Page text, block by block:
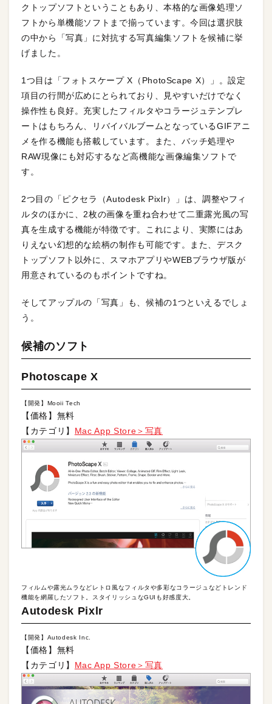
クトップソフトということもあり、本格的な画像処理ソ
フトから単機能ソフトまで揃っています。今回は選択肢
の中から「写真」に対抗する写真編集ソフトを候補に挙
げました。
1つ目は「フォトスケープ X（PhotoScape X）」。設定
項目の行間が広めにとられており、見やすいだけでなく
操作性も良好。充実したフィルタやコラージュテンプレ
ートはもちろん、リバイバルブームとなっているGIFアニ
メを作る機能も搭載しています。また、バッチ処理や
RAW現像にも対応するなど高機能な画像編集ソフトで
す。
2つ目の「ピクセラ（Autodesk Pixlr）」は、調整やフィ
ルタのほかに、2枚の画像を重ね合わせて二重露光風の写
真を生成する機能が特徴です。これにより、実際にはあ
りえない幻想的な絵柄の制作も可能です。また、デスク
トップソフト以外に、スマホアプリやWEBブラウザ版が
用意されているのもポイントですね。
そしてアップルの「写真」も、候補の1つといえるでしょ
う。
候補のソフト
Photoscape X
【開発】Mooii Tech
【価格】無料
【カテゴリ】 Mac App Store＞写真
フィルムや露光ムラなどレトロ風なフィルタや多彩なコラージュなどトレンド
機能を網羅したソフト。スタイリッシュなGUIも好感度大。
Autodesk Pixlr
【開発】Autodesk Inc.
【価格】無料
【カテゴリ】 Mac App Store＞写真